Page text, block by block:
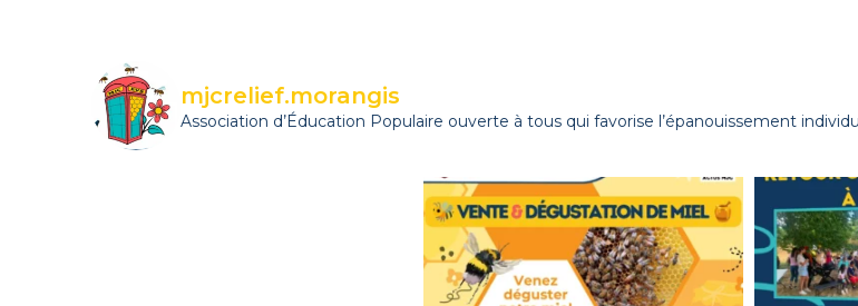
mjcrelief.morangis
Association d’Éducation Populaire ouverte à tous qui favorise l’épanouissement